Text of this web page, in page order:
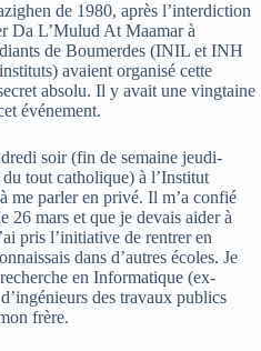
de 1980, après l’interdiction
Da L’Mulud At Maamar à
de Boumerdes (INIL et INH
avaient organisé cette
absolu. Il y avait une vingtaine
événement.
soir (fin de semaine jeudi-
tout catholique) à l’Institut
me parler en privé. Il m’a confié
26 mars et que je devais aider à
pris l’initiative de rentrer en
dans d’autres écoles. Je
en Informatique (ex-
des travaux publics
frère.